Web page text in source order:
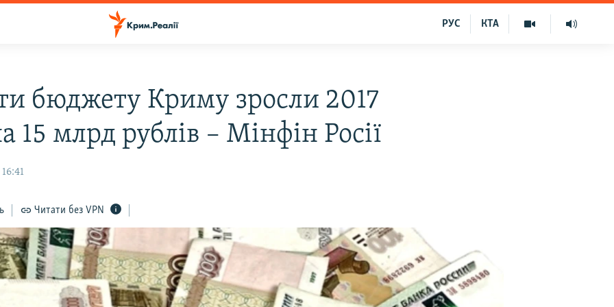
КТА
РУС
бюджету Криму зросли 2017
15 млрд рублів – Мінфін Росії
Читати без VPN